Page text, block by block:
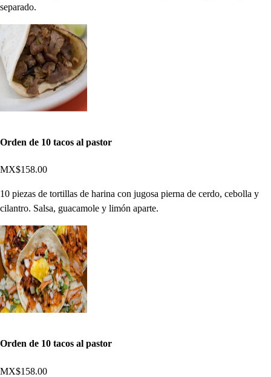
separado.
Orden de 10 tacos al pastor
MX$158.00
10 piezas de tortillas de harina con jugosa pierna de cerdo, cebolla y
cilantro. Salsa, guacamole y limón aparte.
Orden de 10 tacos al pastor
MX$158.00